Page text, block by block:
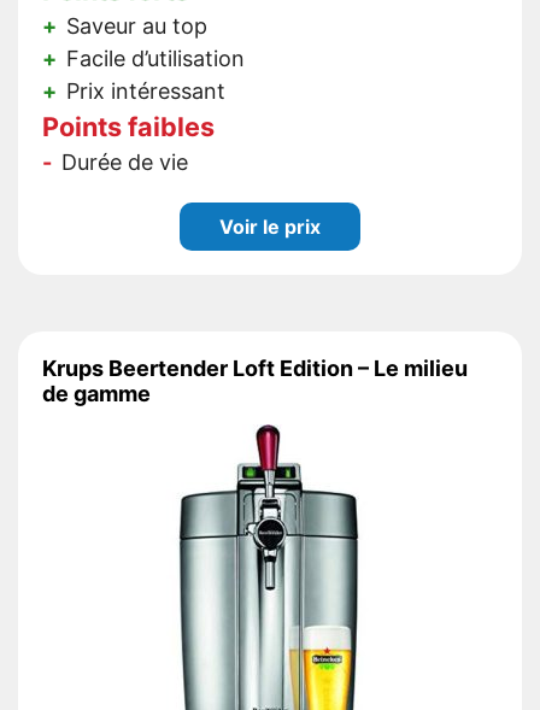
Saveur au top
Facile d’utilisation
Prix intéressant
Points faibles
Durée de vie
Voir le prix
Krups Beertender Loft Edition – Le milieu
de gamme